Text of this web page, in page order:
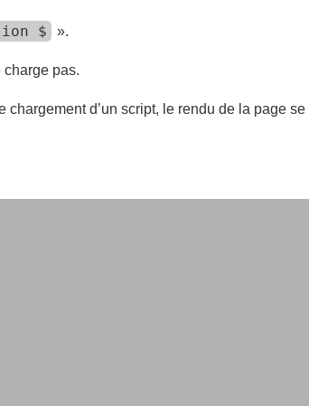
$ ».
charge pas.
d’un script, le rendu de la page se